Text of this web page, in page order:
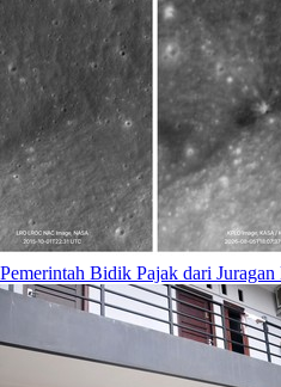
Pemerintah Bidik Pajak dari